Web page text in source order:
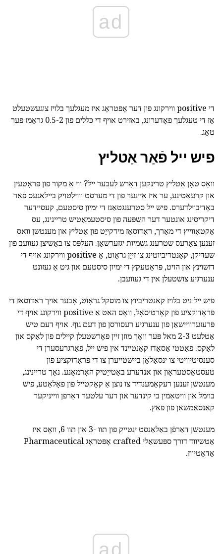
ad
די positive ווירקונג פון דער אָפּטראָג איז מעגלעך בלויז צוגעשטעלט
אַז די טעגלעך פאָדערונג, באזירט אויף די כּללים פון 0.5-2 גראַמז פּער
טאָג.
פיש ייל פֿאַר אַטליץ
וואָס טאָן אַטליץ טרינקען דאָרש לעבער ייל? ווי אַ מקור פון פּראָטעין
און קרעאַטינע, ער איז איינער פון די מערסט וווילטויק ביילאגעס פֿאַר
באָדיבוילדערס. פיש ייל סטרענגטאַנז די ימיון סיסטעם, קעסיידער
דיקריסינג אונטער דער השפּעה פון סיסטעמאַטיש טריינינג, עס
אַקטאַווייץ די מאַרך, ראַדוסאַז מידקייַט פון אַטליץ און מענטשן וואס
זענען צאָרעס שטרענג גשמיות יגזערשאַן. העלפּס צו באַשיצן געוועב פון
שעדיקן, קאַנטריביוטינג צו זייַן גראָוט, אַ positive ווירקונג אויף די
דזשוינץ און הויט, פּראַטעקץ די ימיון סיסטעם און גיט אַ געזונט
ענערגיע צושטעלן אין די געוועבן.
פיש ייל ניט בלויז קאַנטריביוץ צו מוסקל גראָוט, אָבער אויך ראַדוסאַז די
פּראָדוקציע פון קאָרטיסאָל, וואָס האט אַ positive ווירקונג אויף די
פּרעזערוויישאַן פון ענערגיע רעסורסן פון דעם גוף. אויף דעם טיש
אַטלעט 2-3 מאל פּער וואָך מוזן זיין פאָרשטעלן קיילים פון לאַקס און
לאַקס. פאַטטי אַסאַדז קאַנטיינד אין פיש ייל, פאַרגרעסערן די
סענסיטיוויטי צו ינסאַלאַן ביישטייערן צו די פּראָדוקציע פון
טעסטאַסטעראָון און אנדערע באַטייַטיק האָרמאָנע. נאָך טריינינג,
מענטשן זענען רעקאַמענדיד צו נוצן אַ קאָקטייל פון פאָלאַטע, פיש
בוימל און וויטאַמין בי קינדער און דער עלטער דאַרפן ווייניקער
קאַנסאַמשאַן פון פאַץ.
מענטשן דאַרפֿן באַלאַנסט ינטייק פון תוו -3 און תוו 6, וואָס איז
אַטשיווד דורך ספּעשאַלי crafted אָפּטראָג Pharmaceutical
אַדאַטיווז.
ad